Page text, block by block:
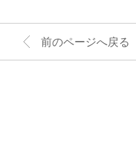
前のページへ戻る